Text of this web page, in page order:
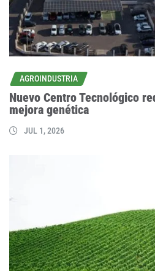
AGROINDUSTRIA
Nuevo Centro Tecnológico
mejora genética
JUL 1, 2026